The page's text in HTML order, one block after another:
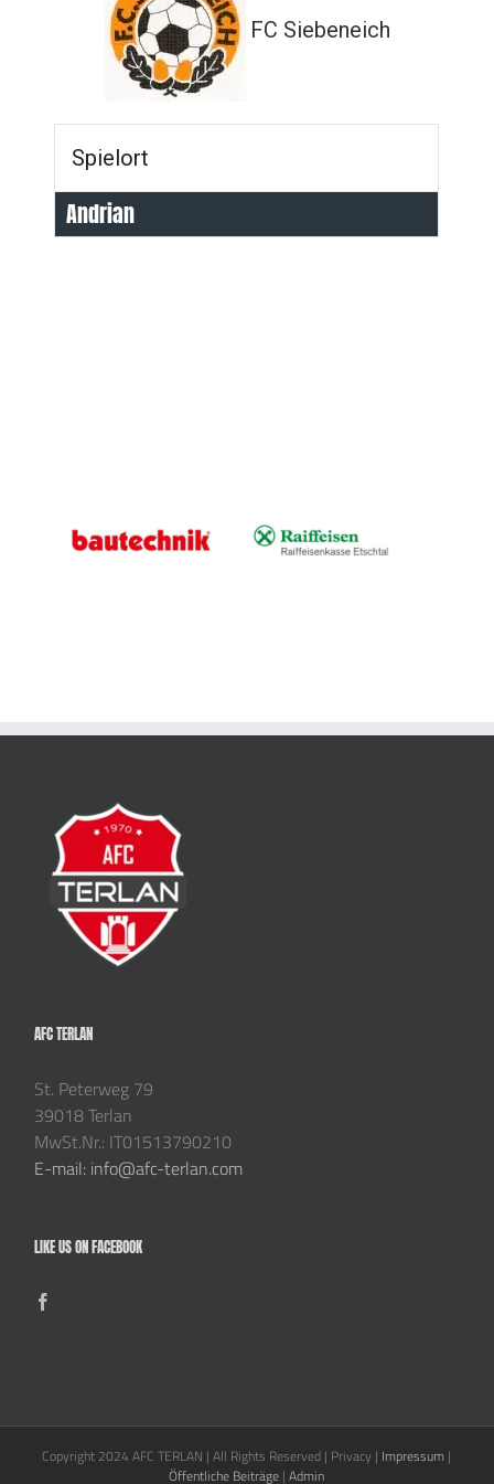
FC Siebeneich
Spielort
Andrian
AFC TERLAN
St. Peterweg 79
39018 Terlan
MwSt.Nr.: IT01513790210
E-mail: info@afc-terlan.com
LIKE US ON FACEBOOK
Copyright 2024 AFC TERLAN | All Rights Reserved | Privacy | Impressum |
Öffentliche Beiträge |Admin